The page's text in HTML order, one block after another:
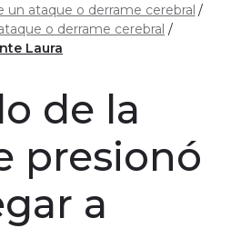
un ataque o derrame cerebral
o derrame cerebral
Laura
de la
presionó
a